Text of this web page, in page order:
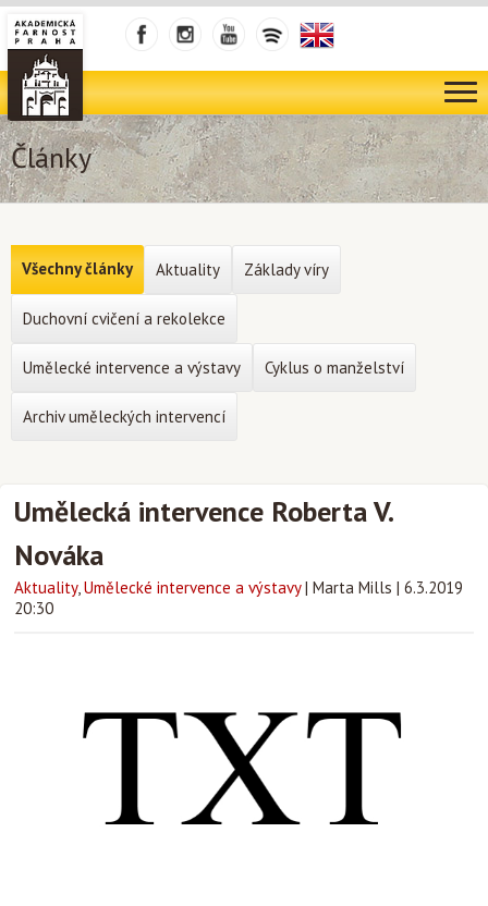
Články
Umělecká intervence Roberta V.
Nováka
Aktuality,Umělecké intervence a výstavy | Marta Mills | 6.3.2019
20:30
Všechny články Aktuality Základy víry
Duchovní cvičení a rekolekce
Umělecké intervence a výstavy Cyklus o manželství
Archiv uměleckých intervencí